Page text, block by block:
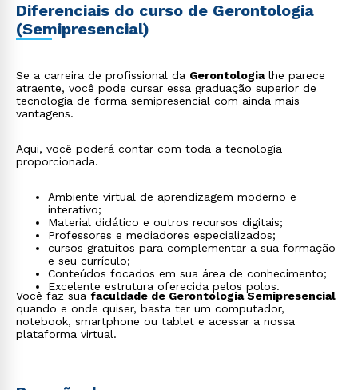
Diferenciais do curso de Gerontologia
(Semipresencial)
Se a carreira de profissional da Gerontologialhe parece
atraente, você pode cursar essa graduação superior de
tecnologia de forma semipresencial com ainda mais
vantagens.
Aqui, você poderá contar com toda a tecnologia
proporcionada.
Ambiente virtual de aprendizagem moderno e
interativo;
Material didático e outros recursos digitais;
Professores e mediadores especializados;
cursos gratuitos para complementar a sua formação
e seu currículo;
Conteúdos focados em sua área de conhecimento;
Excelente estrutura oferecida pelos polos.
Você faz sua faculdade de Gerontologia Semipresencial
quando e onde quiser, basta ter um computador,
notebook, smartphone ou tablet e acessar a nossa
plataforma virtual.